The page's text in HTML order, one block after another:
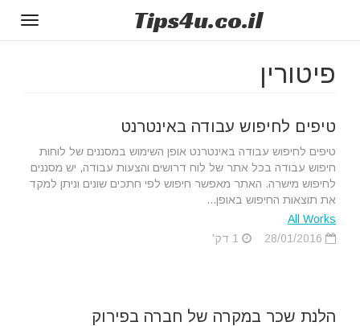
Tips4u.co.il
פיטורין
טיפים לחיפוש עבודה באינטרנט
טיפים לחיפוש עבודה באינטרנט אופן השימוש במסננים של לוחות
חיפוש עבודה בכל אתר של לוח דרושים והצעות עבודה, יש מסננים
לחיפוש מישרה. האתר מאפשר חיפוש לפי חתכים שונים וניתן למקד
את תוצאות החיפוש באופן...
All Works
הלנת שכר במקרה של חברה בפירוק